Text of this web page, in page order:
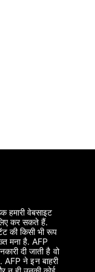
हमारी वेबसाइट
कर सकते हैं.
की किसी भी रूप
मना है. AFP
दी जाती है वो
AFP ने इन बाहरी